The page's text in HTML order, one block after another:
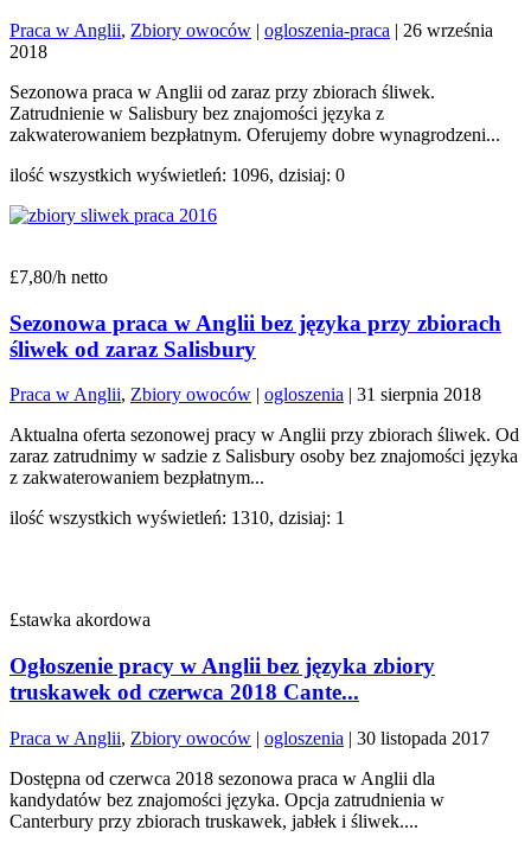
Praca w Anglii, Zbiory owoców | ogloszenia-praca | 26 września
2018
Sezonowa praca w Anglii od zaraz przy zbiorach śliwek.
Zatrudnienie w Salisbury bez znajomości języka z
zakwaterowaniem bezpłatnym. Oferujemy dobre wynagrodzeni...
ilość wszystkich wyświetleń: 1096, dzisiaj: 0
£7,80/h netto
Sezonowa praca w Anglii bez języka przy zbiorach
śliwek od zaraz Salisbury
Praca w Anglii, Zbiory owoców | ogloszenia | 31 sierpnia 2018
Aktualna oferta sezonowej pracy w Anglii przy zbiorach śliwek. Od
zaraz zatrudnimy w sadzie z Salisbury osoby bez znajomości języka
z zakwaterowaniem bezpłatnym...
ilość wszystkich wyświetleń: 1310, dzisiaj: 1
£stawka akordowa
Ogłoszenie pracy w Anglii bez języka zbiory
truskawek od czerwca 2018 Cante...
Praca w Anglii, Zbiory owoców | ogloszenia | 30 listopada 2017
Dostępna od czerwca 2018 sezonowa praca w Anglii dla
kandydatów bez znajomości języka. Opcja zatrudnienia w
Canterbury przy zbiorach truskawek, jabłek i śliwek....